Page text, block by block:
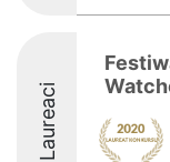
Laureaci